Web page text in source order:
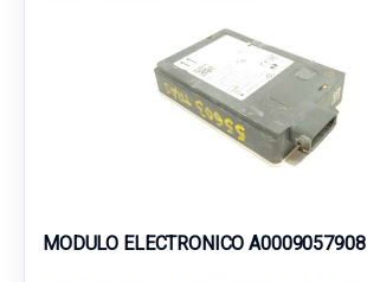
MODULO ELECTRONICO A0009057908